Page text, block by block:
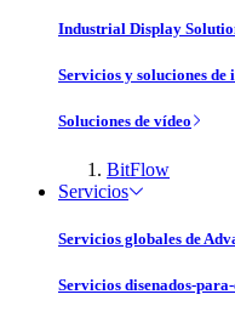
Industrial Display
Servicios y soluciones
Soluciones de vídeo
BitFlow
Servicios
Servicios globales de
Servicios disenados-